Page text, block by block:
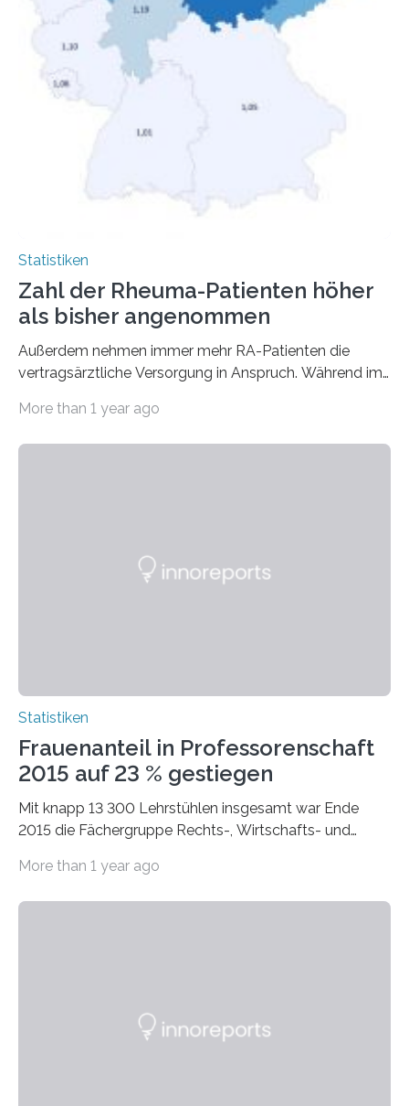
Statistiken
Zahl der Rheuma-Patienten höher
als bisher angenommen
Außerdem nehmen immer mehr RA-Patienten die
vertragsärztliche Versorgung in Anspruch. Während im
More than 1 year ago
Statistiken
Frauenanteil in Professorenschaft
2015 auf 23 % gestiegen
Mit knapp 13 300 Lehrstühlen insgesamt war Ende
2015 die Fächergruppe Rechts-, Wirtschafts- und
bei…
More than 1 year ago